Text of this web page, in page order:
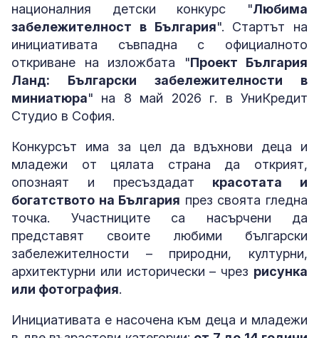
националния детски конкурс "Любима
забележителност в България". Стартът на
инициативата съвпадна с официалното
откриване на изложбата "Проект България
Ланд: Български забележителности в
миниатюра" на 8 май 2026 г. в УниКредит
Студио в София.
Конкурсът има за цел да вдъхнови деца и
младежи от цялата страна да открият,
опознаят и пресъздадат красотата и
богатството на България през своята гледна
точка. Участниците са насърчени да
представят своите любими български
забележителности – природни, културни,
архитектурни или исторически – чрез рисунка
или фотография.
Инициативата е насочена към деца и младежи